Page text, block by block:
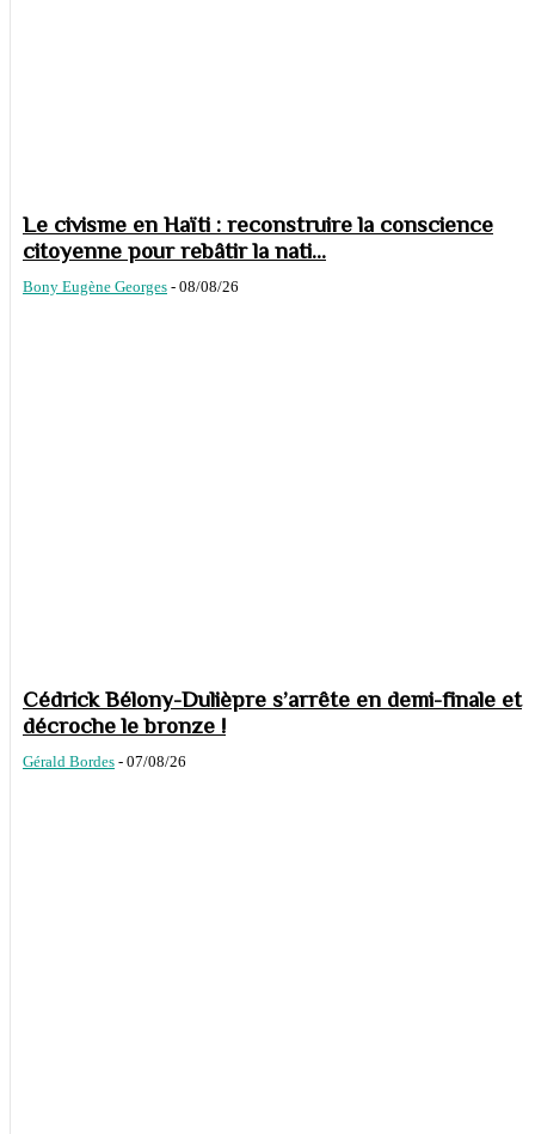
Le civisme en Haïti : reconstruire la conscience
citoyenne pour rebâtir la nati...
Bony Eugène Georges - 08/08/26
Cédrick Bélony-Dulièpre s’arrête en demi-finale et
décroche le bronze !
Gérald Bordes - 07/08/26